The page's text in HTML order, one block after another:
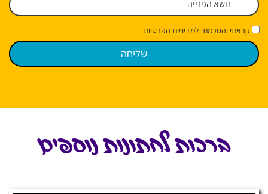
קראתי והסכמתי למדיניות הפרטיות
ברכות לחתונות נוספים